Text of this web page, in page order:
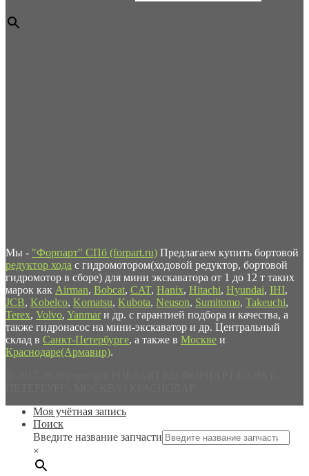
Мы - "Форпарт" СПб (forpart.ru) Предлагаем купить бортовой
редуктор хода с гидромотором(ходовой редуктор, бортовой
гидромотор в сборе) для мини экскаватора от 1 до 12 т таких
марок как Airman, Bobcat, CAT, Hanix, Hitachi, Hyundai, IHI,
JCB, Kobelco, Komatsu, Kubota, Neuson, Sumitomo, Takeuchi,
Terex, Volvo, Yanmar и др. с гарантией подбора и качества, а
также гидронасос на мини-экскаватор и др. Центральный
склад в Санкт-Петербурге, а также в Москве и
Краснодаре(Армавир).
Моя учётная запись
Поиск
Введите название запчасти
×